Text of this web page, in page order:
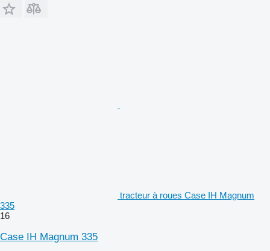
tracteur à roues Case IH Magnum
335
16
Case IH Magnum 335